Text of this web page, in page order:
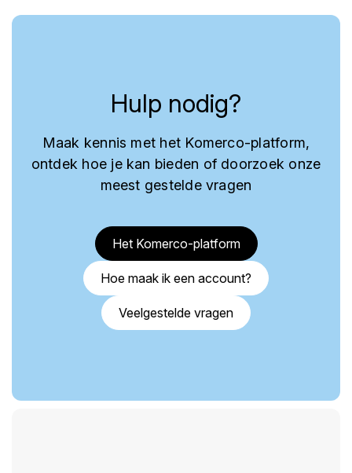
Hulp nodig?
Maak kennis met het Komerco-platform,
ontdek hoe je kan bieden of doorzoek onze
meest gestelde vragen
Het Komerco-platform
Hoe maak ik een account?
Veelgestelde vragen